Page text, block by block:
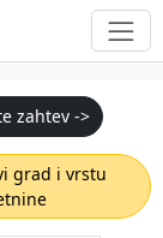
zahtev ->
grad i vrstu